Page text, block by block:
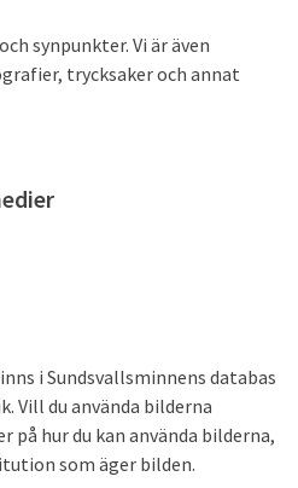
synpunkter. Vi är även
trycksaker och annat
i Sundsvallsminnens databas
Vill du använda bilderna
hur du kan använda bilderna,
som äger bilden.